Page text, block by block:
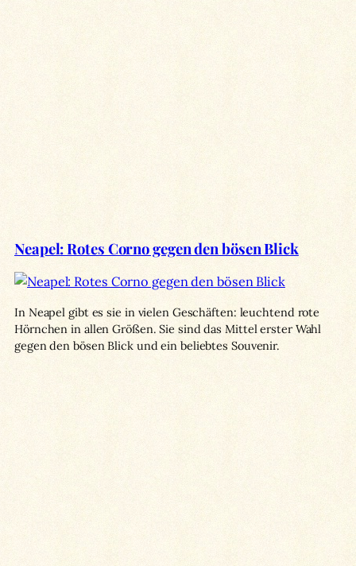
Neapel: Rotes Corno gegen den bösen Blick
In Neapel gibt es sie in vielen Geschäften: leuchtend rote
Hörnchen in allen Größen. Sie sind das Mittel erster Wahl
gegen den bösen Blick und ein beliebtes Souvenir.